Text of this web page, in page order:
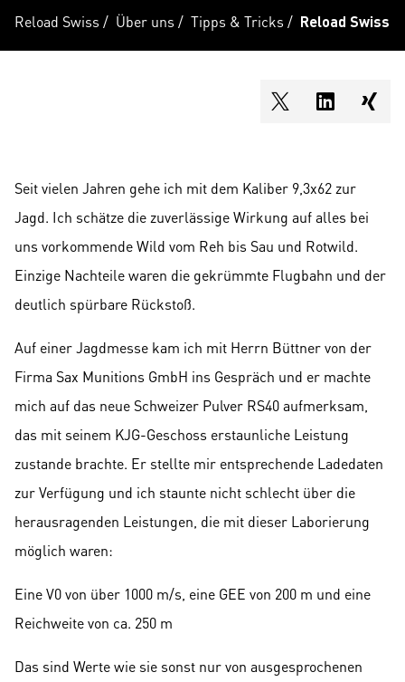
Reload Swiss / Über uns / Tipps & Tricks / Reload Swiss
shareOntwitter
Seit vielen Jahren gehe ich mit dem Kaliber 9,3x62 zur
Jagd. Ich schätze die zuverlässige Wirkung auf alles bei
uns vorkommende Wild vom Reh bis Sau und Rotwild.
Einzige Nachteile waren die gekrümmte Flugbahn und der
deutlich spürbare Rückstoß.
Auf einer Jagdmesse kam ich mit Herrn Büttner von der
Firma Sax Munitions GmbH ins Gespräch und er machte
mich auf das neue Schweizer Pulver RS40 aufmerksam,
das mit seinem KJG-Geschoss erstaunliche Leistung
zustande brachte. Er stellte mir entsprechende Ladedaten
zur Verfügung und ich staunte nicht schlecht über die
herausragenden Leistungen, die mit dieser Laborierung
möglich waren:
Eine V0 von über 1000 m/s, eine GEE von 200 m und eine
Reichweite von ca. 250 m
Das sind Werte wie sie sonst nur von ausgesprochenen